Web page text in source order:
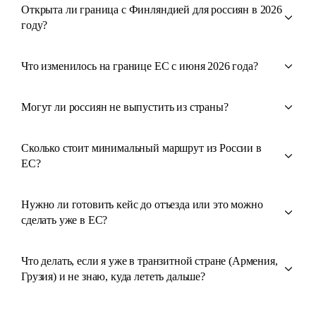
Открыта ли граница с Финляндией для россиян в 2026
году?
Что изменилось на границе ЕС с июня 2026 года?
Могут ли россиян не выпустить из страны?
Сколько стоит минимальный маршрут из России в
ЕС?
Нужно ли готовить кейс до отъезда или это можно
сделать уже в ЕС?
Что делать, если я уже в транзитной стране (Армения,
Грузия) и не знаю, куда лететь дальше?